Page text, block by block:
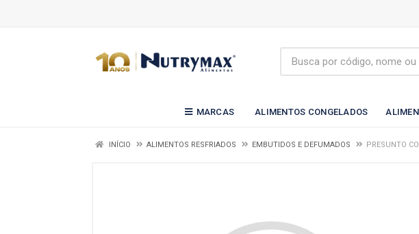
MARCAS ALIMENTOS CONGELADOS
INÍCIO ALIMENTOS RESFRIADOS EMBUTIDOS E DEFUMADOS PRESUNTO